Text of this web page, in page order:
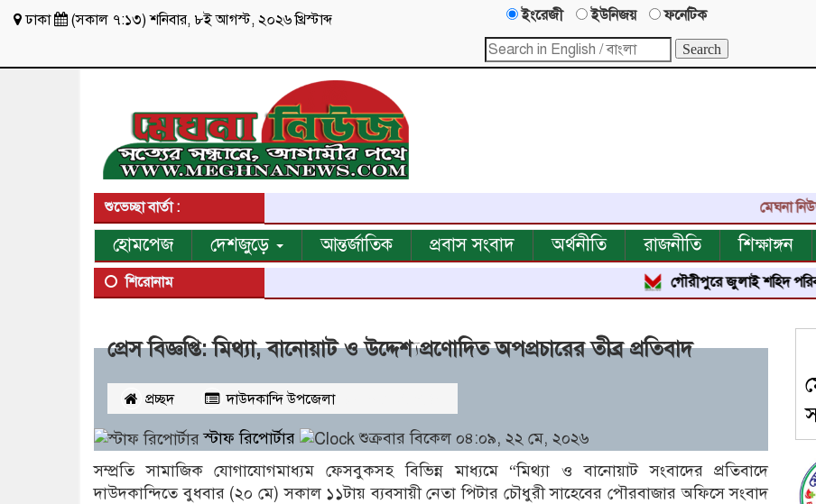
ঢাকা (সকাল ৭:১৩)শনিবার, ৮ই আগস্ট, ২০২৬ খ্রিস্টাব্দ ইংরেজী ইউনিজয় ফনেটিক
শুভেচ্ছা বার্তা : মেঘনা নিউজ-এর
হোমপেজ দেশজুড়ে আন্তর্জাতিক প্রবাস সংবাদ অর্থনীতি রাজনীতি শিক্ষাঙ্গন
শিরোনাম গৌরীপুরে জুলাই শহিদ পরিবার ও জুলাই
প্রেস বিজ্ঞপ্তি: মিথ্যা, বানোয়াট ও উদ্দেশ্যপ্রণোদিত অপপ্রচারের তীব্র প্রতিবাদ
প্রচ্ছদ দাউদকান্দি উপজেলা
স্টাফ রিপোর্টার
শুক্রবার বিকেল ০৪:০৯, ২২ মে, ২০২৬
সম্প্রতি সামাজিক যোগাযোগমাধ্যম ফেসবুকসহ বিভিন্ন মাধ্যমে “মিথ্যা ও বানোয়াট সংবাদের প্রতিবাদে
দাউদকান্দিতে বুধবার (২০ মে) সকাল ১১টায় ব্যবসায়ী নেতা পিটার চৌধুরী সাহেবের পৌরবাজার অফিসে সংবাদ